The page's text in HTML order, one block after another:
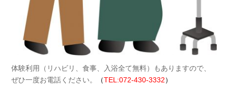
体験利用（リハビリ、食事、入浴全て無料）もありますので、
ぜひ一度お電話ください。
（TEL:072-430-3332）